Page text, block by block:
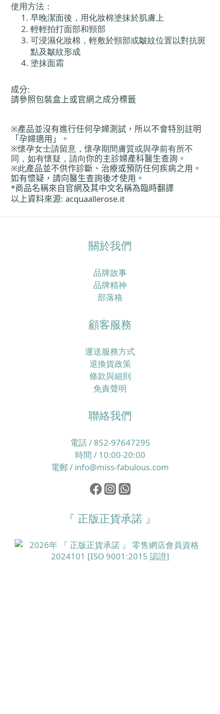
使用方法：
早晚潔面後，用化妝棉塗抹於肌膚上
輕輕拍打面部和頸部
可浸濕化妝棉，輕敷於頸部或皺紋位置以對抗斑
點及皺紋形成
塗抹面霜
成分:
請參照包裝盒上或官網之成分標籤
※產品並沒有進行任何孕婦測試，所以不會特別註明
「孕婦適用」。
※懷孕女士請留意，懷孕期間膚質或與孕前有所不
同，如有懷疑，請向你的主診婦產科醫生查詢。
※此產品並不供作診斷、治療或預防任何疾病之用。
如有懷疑，請向醫生查詢後才使用。
*商品名稱來自官網及其中文名稱為臨時翻譯
以上資料來源: acquaallerose.it
關於我們
品牌故事
品牌精神
部落格
顧客服務
運送服務方式
退換貨政策
條款與細則
免責聲明
聯絡我們
電話 / 852-97647295
時間 / 10:00-20:00
電郵 / info@miss-fabulous.com
『 正版正貨承諾 』